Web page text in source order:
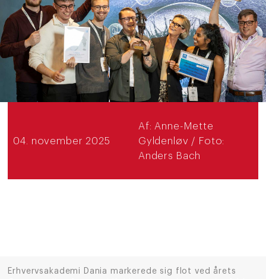
04. november 2025
Af: Anne-Mette
Gyldenløv / Foto:
Anders Bach
Erhvervsakademi Dania markerede sig flot ved årets